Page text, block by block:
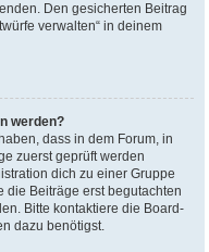
Den gesicherten Beitrag
verwalten“ in deinem
werden?
dass in dem Forum, in
zuerst geprüft werden
dich zu einer Gruppe
die Beiträge erst begutachten
Bitte kontaktiere die Board-
dazu benötigst.